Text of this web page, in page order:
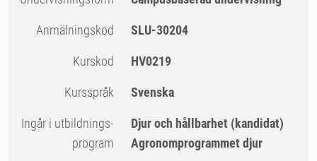
Anmälningskod SLU-30204
Kurskod HV0219
Kursspråk Svenska
Ingår i utbildnings-
program
Djur och hållbarhet (kandidat)
Agronomprogrammet djur